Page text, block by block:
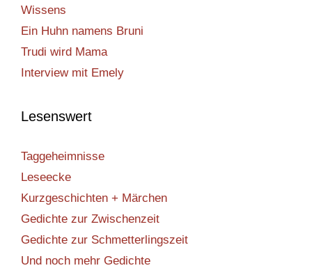
Wissens
Ein Huhn namens Bruni
Trudi wird Mama
Interview mit Emely
Lesenswert
Taggeheimnisse
Leseecke
Kurzgeschichten + Märchen
Gedichte zur Zwischenzeit
Gedichte zur Schmetterlingszeit
Und noch mehr Gedichte